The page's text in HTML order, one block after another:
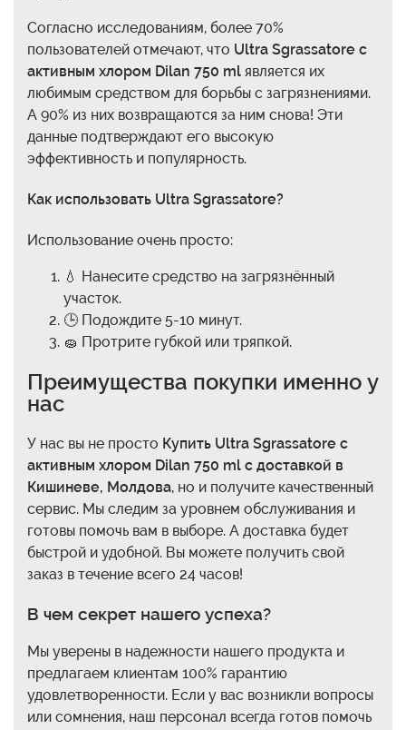
Согласно исследованиям, более 70%
пользователей отмечают, что Ultra Sgrassatore с
активным хлором Dilan 750 ml является их
любимым средством для борьбы с загрязнениями.
А 90% из них возвращаются за ним снова! Эти
данные подтверждают его высокую
эффективность и популярность.
Как использовать Ultra Sgrassatore?
Использование очень просто:
💧 Нанесите средство на загрязнённый
участок.
🕒 Подождите 5-10 минут.
🧽 Протрите губкой или тряпкой.
Преимущества покупки именно у
нас
У нас вы не просто Купить Ultra Sgrassatore с
активным хлором Dilan 750 ml с доставкой в
Кишиневе, Молдова, но и получите качественный
сервис. Мы следим за уровнем обслуживания и
готовы помочь вам в выборе. А доставка будет
быстрой и удобной. Вы можете получить свой
заказ в течение всего 24 часов!
В чем секрет нашего успеха?
Мы уверены в надежности нашего продукта и
предлагаем клиентам 100% гарантию
удовлетворенности. Если у вас возникли вопросы
или сомнения, наш персонал всегда готов помочь